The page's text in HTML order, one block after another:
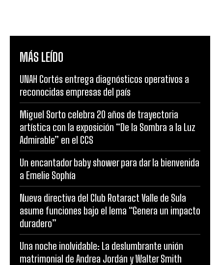
MÁS LEÍDO
UNAH Cortés entrega diagnósticos operativos a
reconocidas empresas del país
Miguel Sorto celebra 20 años de trayectoria
artística con la exposición “De la Sombra a la Luz
Admirable” en el CCS
Un encantador baby shower para dar la bienvenida
a Emelie Sophía
Nueva directiva del Club Rotaract Valle de Sula
asume funciones bajo el lema “Genera un impacto
duradero”
Una noche inolvidable: La deslumbrante unión
matrimonial de Andrea Jordán y Walter Smith